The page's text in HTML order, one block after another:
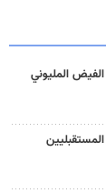
المليوني